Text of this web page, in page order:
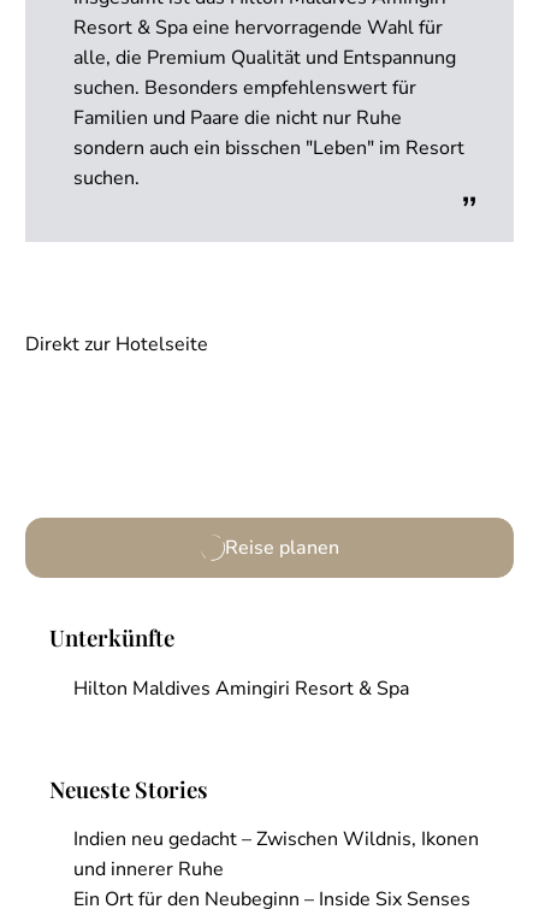
Resort & Spa eine hervorragende Wahl für
alle, die Premium Qualität und Entspannung
suchen. Besonders empfehlenswert für
Familien und Paare die nicht nur Ruhe
sondern auch ein bisschen "Leben" im Resort
suchen.
Direkt zur Hotelseite
Weitere Informationen
Reise planen
Unterkünfte
Hilton Maldives Amingiri Resort & Spa
Neueste Stories
Indien neu gedacht – Zwischen Wildnis, Ikonen
und innerer Ruhe
Ein Ort für den Neubeginn – Inside Six Senses